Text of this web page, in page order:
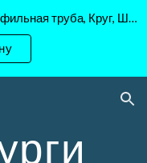
Skip to navigation
Металл в Ташкенте в Телеграмм ( Профильная труба, Круг, Шестигранник Ст45, 40Х, )